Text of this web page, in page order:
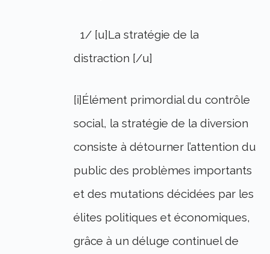
1/ [u]La stratégie de la
distraction [/u]
[i]Élément primordial du contrôle
social, la stratégie de la diversion
consiste à détourner l’attention du
public des problèmes importants
et des mutations décidées par les
élites politiques et économiques,
grâce à un déluge continuel de